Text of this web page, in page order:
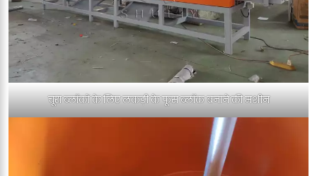
चूरा ब्लॉकों के लिए लकड़ी के फूस ब्लॉक बनाने की मशीन